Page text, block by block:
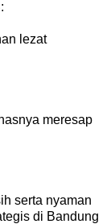
lezat
meresap
serta nyaman
di Bandung